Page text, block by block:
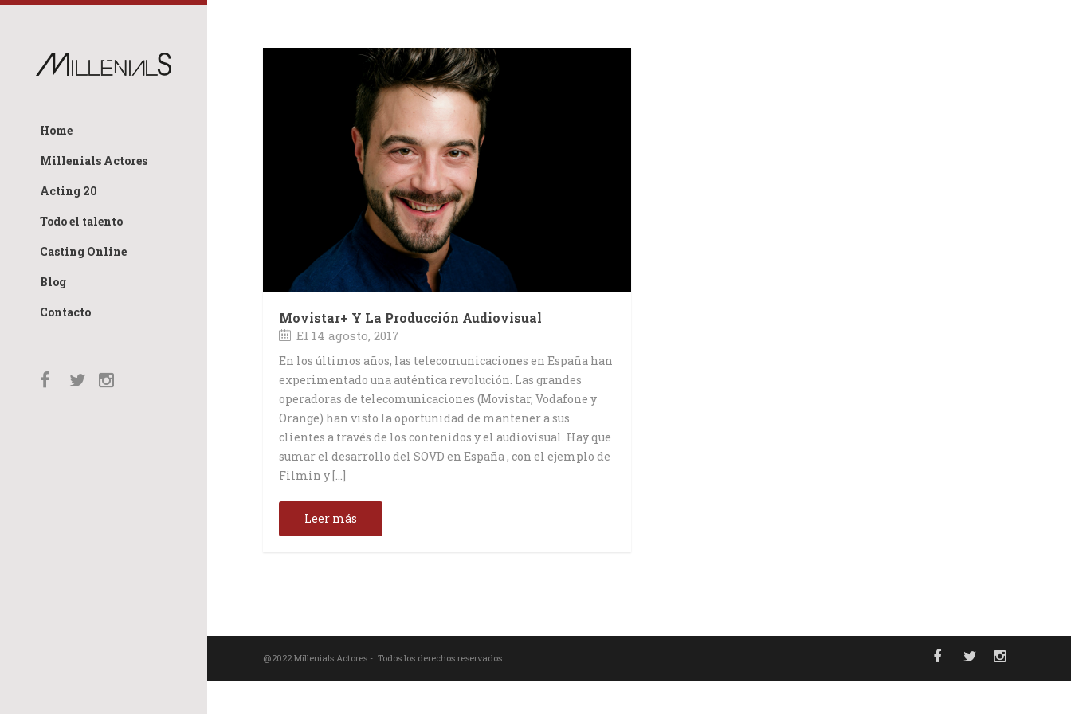
Home
Millenials Actores
Acting 20
Todo el talento
Casting Online
Blog
Contacto
Movistar+ Y La Producción Audiovisual
El 14 agosto, 2017
En los últimos años, las telecomunicaciones en España han
experimentado una auténtica revolución. Las grandes
operadoras de telecomunicaciones (Movistar, Vodafone y
Orange) han visto la oportunidad de mantener a sus
clientes a través de los contenidos y el audiovisual. Hay que
sumar el desarrollo del SOVD en España , con el ejemplo de
Filmin y […]
Leer más
@2022 Millenials Actores - Todos los derechos reservados